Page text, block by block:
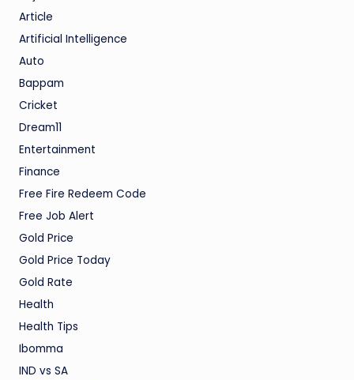
Article
Artificial Intelligence
Auto
Bappam
Cricket
Dream11
Entertainment
Finance
Free Fire Redeem Code
Free Job Alert
Gold Price
Gold Price Today
Gold Rate
Health
Health Tips
Ibomma
IND vs SA